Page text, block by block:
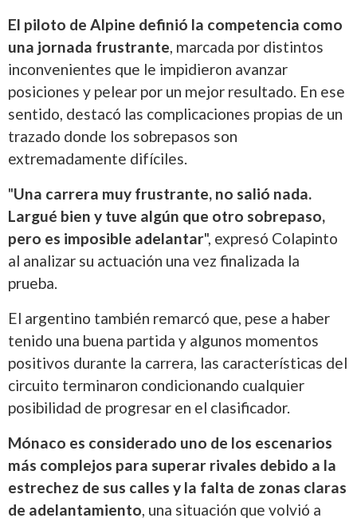
El piloto de Alpine definió la competencia como
una jornada frustrante, marcada por distintos
inconvenientes que le impidieron avanzar
posiciones y pelear por un mejor resultado. En ese
sentido, destacó las complicaciones propias de un
trazado donde los sobrepasos son
extremadamente difíciles.
"Una carrera muy frustrante, no salió nada.
Largué bien y tuve algún que otro sobrepaso,
pero es imposible adelantar", expresó Colapinto
al analizar su actuación una vez finalizada la
prueba.
El argentino también remarcó que, pese a haber
tenido una buena partida y algunos momentos
positivos durante la carrera, las características del
circuito terminaron condicionando cualquier
posibilidad de progresar en el clasificador.
Mónaco es considerado uno de los escenarios
más complejos para superar rivales debido a la
estrechez de sus calles y la falta de zonas claras
de adelantamiento, una situación que volvió a